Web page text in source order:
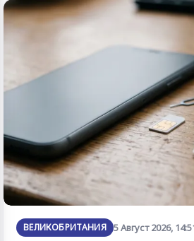
ВЕЛИКОБРИТАНИЯ 5 Август 2026,